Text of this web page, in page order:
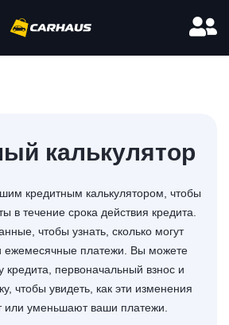
калькулятор
кредитным калькулятором, чтобы
в течение срока действия кредита.
чтобы узнать, сколько могут
ежемесячные платежи. Вы можете
кредита, первоначальный взнос и
чтобы увидеть, как эти изменения
или уменьшают ваши платежи.